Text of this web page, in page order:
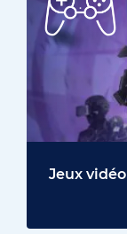
Jeux vidéo